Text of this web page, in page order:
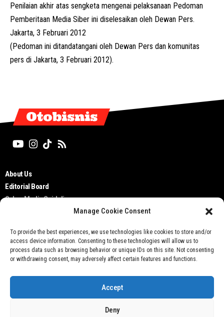
Manage Cookie Consent
To provide the best experiences, we use technologies like cookies to store and/or
access device information. Consenting to these technologies will allow us to
process data such as browsing behavior or unique IDs on this site. Not consenting
or withdrawing consent, may adversely affect certain features and functions.
Accept
Deny
Penilaian akhir atas sengketa mengenai pelaksanaan Pedoman
Pemberitaan Media Siber ini diselesaikan oleh Dewan Pers.
Jakarta, 3 Februari 2012
(Pedoman ini ditandatangani oleh Dewan Pers dan komunitas
pers di Jakarta, 3 Februari 2012).
Otobisnis
About Us
Editorial Board
Cyber Media Guidelines
Privacy Policy
Contact Us